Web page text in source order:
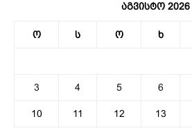
აგვისტო 2026
ო ს ო ხ
3 4 5 6
10 11 12 13